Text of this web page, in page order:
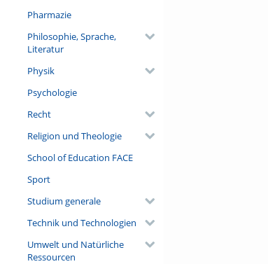
Pharmazie
Philosophie, Sprache,
Literatur
Physik
Psychologie
Recht
Religion und Theologie
School of Education FACE
Sport
Studium generale
Technik und Technologien
Umwelt und Natürliche
Ressourcen